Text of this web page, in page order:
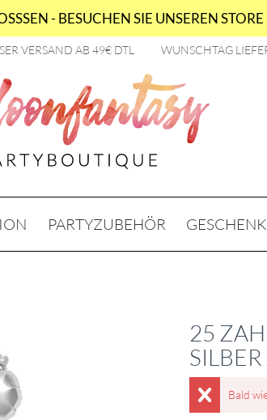
- BESUCHEN SIE UNSEREN
VERSAND AB 49€ DTL WUNSCHTAG
PARTYZUBEHÖR
25
SILBER
Bald